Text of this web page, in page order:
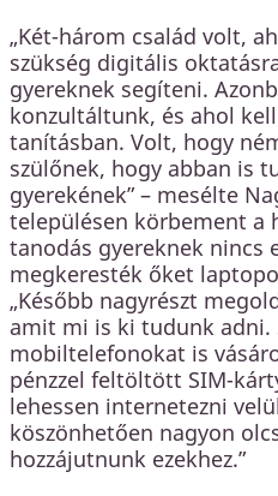
„Két-három család volt,
szükség digitális
gyereknek segíteni.
konzultáltunk, és ahol
tanításban. Volt, hogy
szülőnek, hogy abban is
gyerekének” – mesélte
településen körbement a
tanodás gyereknek nincs
megkeresték őket
„Később nagyrészt
amit mi is ki tudunk adni.
mobiltelefonokat is
pénzzel feltöltött SIM-
lehessen internetezni
köszönhetően nagyon
hozzájutnunk ezekhez.”